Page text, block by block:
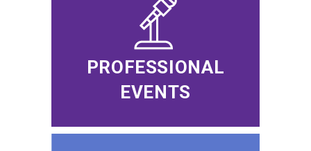
PROFESSIONAL
EVENTS